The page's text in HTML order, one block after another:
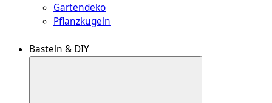
Gartendeko
Pflanzkugeln
Basteln & DIY